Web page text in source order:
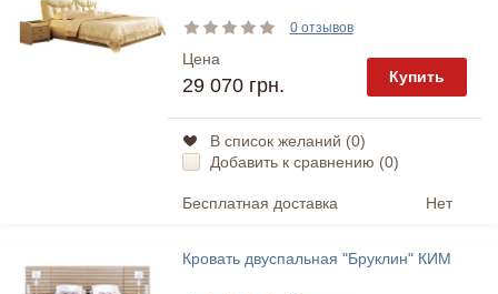
0 отзывов
Цена
29 070 грн. Купить
В список желаний (0)
Добавить к сравнению (0)
Бесплатная доставка Нет
Кровать двуспальная "Бруклин" КИМ